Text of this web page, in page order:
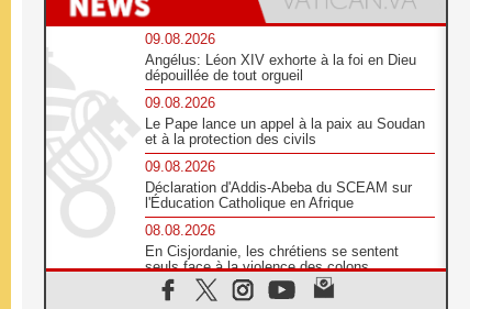
09.08.2026
Angélus: Léon XIV exhorte à la foi en Dieu
dépouillée de tout orgueil
09.08.2026
Le Pape lance un appel à la paix au Soudan
et à la protection des civils
09.08.2026
Déclaration d'Addis-Abeba du SCEAM sur
l'Éducation Catholique en Afrique
08.08.2026
En Cisjordanie, les chrétiens se sentent
seuls face à la violence des colons
08.08.2026